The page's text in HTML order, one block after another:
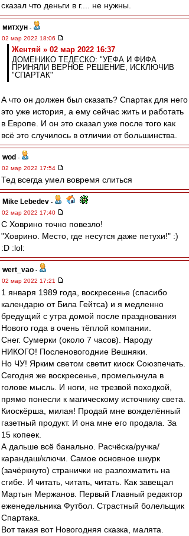
сказал что деньги в г.... не нужны.
митхун -
02 мар 2022 18:06
Жентяй » 02 мар 2022 16:37
ДОМЕНИКО ТЕДЕСКО: "УЕФА И ФИФА
ПРИНЯЛИ ВЕРНОЕ РЕШЕНИЕ, ИСКЛЮЧИВ
"СПАРТАК"
А что он должен был сказать? Спартак для него
это уже история, а ему сейчас жить и работать
в Европе. И он это сказал уже после того как
всё это случилось в отличии от большинства.
wod -
02 мар 2022 17:54
Тед всегда умел вовремя слиться
Mike Lebedev -
02 мар 2022 17:40
С Ховрино точно повезло!
"Ховрино. Место, где несутся даже петухи!" :)
:D :lol:
wert_vao -
02 мар 2022 17:21
1 января 1989 года, воскресенье (спасибо
календарю от Била Гейтса) и я медленно
бредущий с утра домой после празднования
Нового года в очень тёплой компании.
Снег. Сумерки (около 7 часов). Народу
НИКОГО! Посленовогодние Вешняки.
Но ЧУ! Ярким светом светит киоск Союзпечать.
Сегодня же воскресенье, промелькнула в
голове мысль. И ноги, не трезвой походкой,
прямо понесли к магическому источнику света.
Киоскёрша, милая! Продай мне вожделённый
газетный продукт. И она мне его продала. За
15 копеек.
А дальше всё банально. Расчёска/ручка/
карандаш/ключи. Самое основное шкурк
(зачёркнуто) странички не разлохматить на
сгибе. И читать, читать, читать. Как завещал
Мартын Мержанов. Первый Главный редактор
еженедельника Футбол. Страстный болельщик
Спартака.
Вот такая вот Новогодняя сказка, малята.